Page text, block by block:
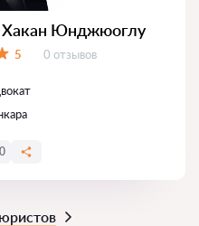
Юнджюоглу
5 Отзывов:
0 отзывов
0